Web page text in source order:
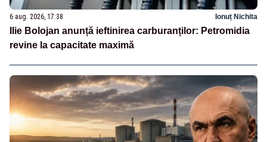
6 aug. 2026, 17:38 Ionuț Nichita
Ilie Bolojan anunță ieftinirea carburanților: Petromidia
revine la capacitate maximă